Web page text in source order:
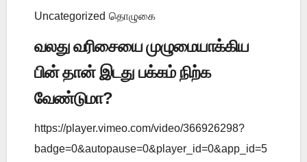
Uncategorized தொழுகை
வலது வரிசையை முழுமையாக்கிய
பின் தான் இடது பக்கம் நிற்க
வேண்டுமா?
https://player.vimeo.com/video/366926298?
badge=0&autopause=0&player_id=0&app_id=5